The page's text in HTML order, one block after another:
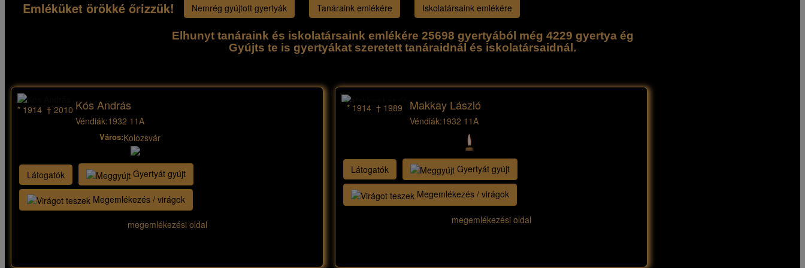
Emléküket örökké őrizzük! Nemrég gyújtott gyertyák Tanáraink emlékére Iskolatársaink emlékére
Elhunyt tanáraink és iskolatársaink emlékére 25698 gyertyából még 4229 gyertya ég
Gyújts te is gyertyákat szeretett tanáraidnál és iskolatársaidnál.
* 1914 † 2010 Kós András
Véndiák:1932 11A
Város:Kolozsvár
Látogatók Gyertyát gyújt
Megemlékezés / virágok
megemlékezési oldal
* 1914 † 1989 Makkay László
Véndiák:1932 11A
Látogatók Gyertyát gyújt
Megemlékezés / virágok
megemlékezési oldal